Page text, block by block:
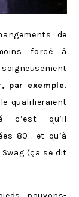
de
forcé à
par exemple.
qualifieraient
c’est qu’il
80… et qu’à
(ça se dit